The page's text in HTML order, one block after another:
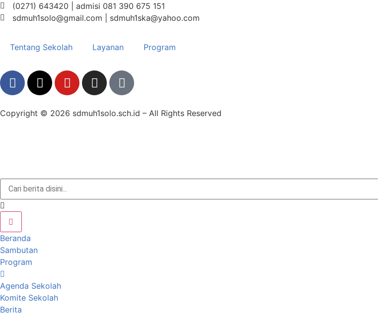
(0271) 643420 | admisi 081 390 675 151
sdmuh1solo@gmail.com | sdmuh1ska@yahoo.com
Tentang Sekolah Layanan Program
Copyright © 2026 sdmuh1solo.sch.id – All Rights Reserved
Beranda
Sambutan
Program
Agenda Sekolah
Komite Sekolah
Berita